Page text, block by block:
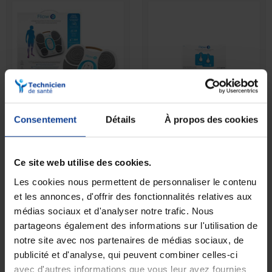
Consentement Détails À propos des cookies
Ce site web utilise des cookies.
Les cookies nous permettent de personnaliser le contenu
et les annonces, d'offrir des fonctionnalités relatives aux
médias sociaux et d'analyser notre trafic. Nous
partageons également des informations sur l'utilisation de
notre site avec nos partenaires de médias sociaux, de
publicité et d'analyse, qui peuvent combiner celles-ci
avec d'autres informations que vous leur avez fournies
RUPTURE DE STOCK
Electrostimulateur
Paingone Fllow expert
349,90 €
STOCK LIMITÉ
Paingone Fllow TENS
electrode
11,00 €